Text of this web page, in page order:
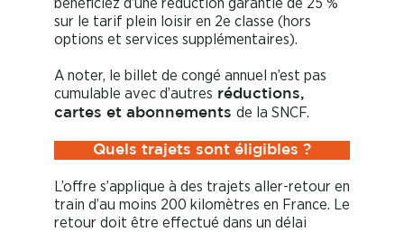
bénéficiez d’une réduction garantie de 25 %
sur le tarif plein loisir en 2e classe (hors
options et services supplémentaires).
A noter, le billet de congé annuel n’est pas
cumulable avec d’autres réductions,
cartes et abonnements de la SNCF.
Quels trajets sont éligibles ?
L’offre s’applique à des trajets aller-retour en
train d’au moins 200 kilomètres en France. Le
retour doit être effectué dans un délai